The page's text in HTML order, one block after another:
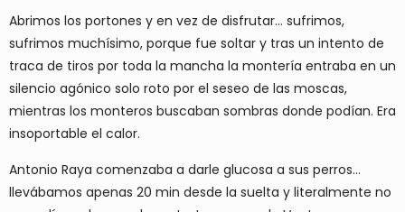
Abrimos los portones y en vez de disfrutar… sufrimos,
sufrimos muchísimo, porque fue soltar y tras un intento de
traca de tiros por toda la mancha la montería entraba en un
silencio agónico solo roto por el seseo de las moscas,
mientras los monteros buscaban sombras donde podían. Era
insoportable el calor.
Antonio Raya comenzaba a darle glucosa a sus perros…
llevábamos apenas 20 min desde la suelta y literalmente no